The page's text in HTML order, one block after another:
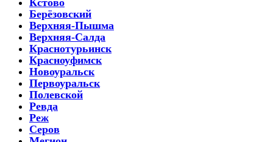
Берёзовский
Верхняя-Пышма
Верхняя-Салда
Краснотурьинск
Красноуфимск
Новоуральск
Первоуральск
Полевской
Ревда
Реж
Серов